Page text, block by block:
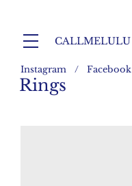
CALLMELULU
Instagram / Facebook
Rings